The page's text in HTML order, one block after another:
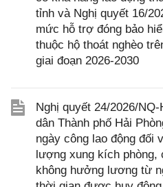
tỉnh và Nghị quyết 16/
mức hỗ trợ đóng bảo
thuộc hộ thoát nghèo
giai đoạn 2026-2030
Nghị quyết 24/2026/
dân Thành phố Hải
ngày công lao động đối
lượng xung kích phòng,
không hưởng lương từ